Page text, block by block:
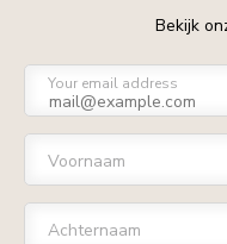
Bekijk
Your email address
Voornaam
Achternaam